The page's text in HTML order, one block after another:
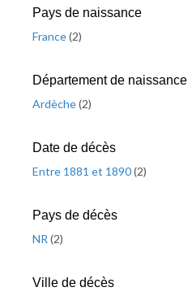
Pays de naissance
France(2)
Département de naissance
Ardèche(2)
Date de décès
Entre 1881 et 1890(2)
Pays de décès
NR (2)
Ville de décès